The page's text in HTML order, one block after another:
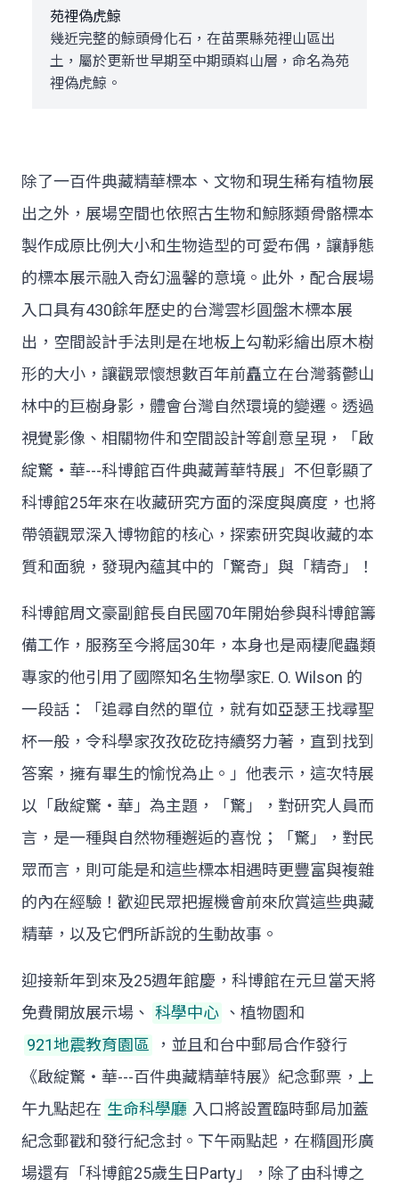
苑裡偽虎鯨
幾近完整的鯨頭骨化石，在苗栗縣苑裡山區出
土，屬於更新世早期至中期頭嵙山層，命名為苑
裡偽虎鯨。
除了一百件典藏精華標本、文物和現生稀有植物展
出之外，展場空間也依照古生物和鯨豚類骨骼標本
製作成原比例大小和生物造型的可愛布偶，讓靜態
的標本展示融入奇幻溫馨的意境。此外，配合展場
入口具有430餘年歷史的台灣雲杉圓盤木標本展
出，空間設計手法則是在地板上勾勒彩繪出原木樹
形的大小，讓觀眾懷想數百年前矗立在台灣蓊鬱山
林中的巨樹身影，體會台灣自然環境的變遷。透過
視覺影像、相關物件和空間設計等創意呈現，「啟
綻驚‧華---科博館百件典藏菁華特展」不但彰顯了
科博館25年來在收藏研究方面的深度與廣度，也將
帶領觀眾深入博物館的核心，探索研究與收藏的本
質和面貌，發現內蘊其中的「驚奇」與「精奇」！
科博館周文豪副館長自民國70年開始參與科博館籌
備工作，服務至今將屆30年，本身也是兩棲爬蟲類
專家的他引用了國際知名生物學家E. O. Wilson 的
一段話：「追尋自然的單位，就有如亞瑟王找尋聖
杯一般，令科學家孜孜矻矻持續努力著，直到找到
答案，擁有畢生的愉悅為止。」他表示，這次特展
以「啟綻驚‧華」為主題，「驚」，對研究人員而
言，是一種與自然物種邂逅的喜悅；「驚」，對民
眾而言，則可能是和這些標本相遇時更豐富與複雜
的內在經驗！歡迎民眾把握機會前來欣賞這些典藏
精華，以及它們所訴說的生動故事。
迎接新年到來及25週年館慶，科博館在元旦當天將
免費開放展示場、 科學中心 、植物園和
921地震教育園區
，並且和台中郵局合作發行
《啟綻驚‧華---百件典藏精華特展》紀念郵票，上
午九點起在 生命科學廳 入口將設置臨時郵局加蓋
紀念郵戳和發行紀念封。下午兩點起，在橢圓形廣
場還有「科博館25歲生日Party」，除了由科博之